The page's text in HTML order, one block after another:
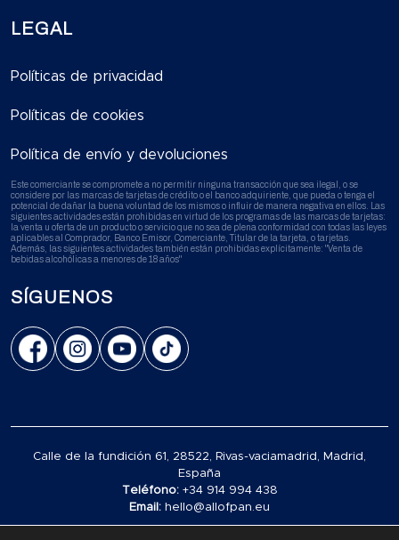
LEGAL
Políticas de privacidad
Políticas de cookies
Política de envío y devoluciones
Este comerciante se compromete a no permitir ninguna transacción que sea ilegal, o se
considere por las marcas de tarjetas de crédito o el banco adquiriente, que pueda o tenga el
potencial de dañar la buena voluntad de los mismos o influir de manera negativa en ellos. Las
siguientes actividades están prohibidas en virtud de los programas de las marcas de tarjetas:
la venta u oferta de un producto o servicio que no sea de plena conformidad con todas las leyes
aplicables al Comprador, Banco Emisor, Comerciante, Titular de la tarjeta, o tarjetas.
Además, las siguientes actividades también están prohibidas explícitamente: "Venta de
bebidas alcohólicas a menores de 18 años"
SÍGUENOS
Calle de la fundición 61, 28522, Rivas-vaciamadrid, Madrid,
España
Teléfono: +34 914 994 438
Email: hello@allofpan.eu